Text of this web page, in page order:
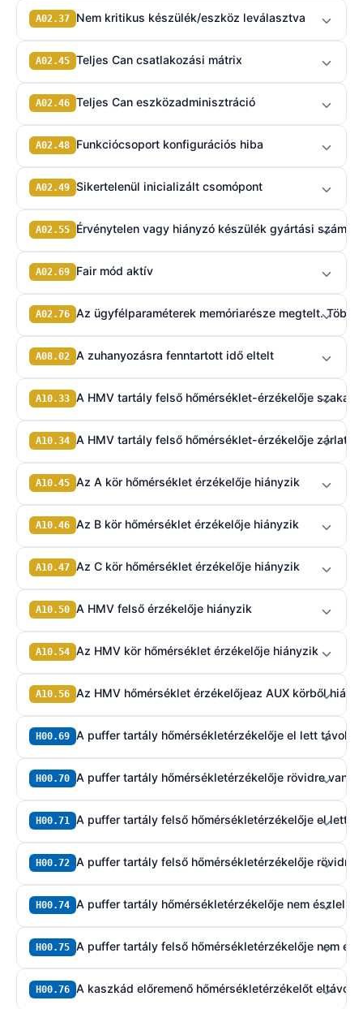
A02.37 Nem kritikus készülék/eszköz leválasztva
A02.45 Teljes Can csatlakozási mátrix
A02.46 Teljes Can eszközadminisztráció
A02.48 Funkciócsoport konfigurációs hiba
A02.49 Sikertelenül inicializált csomópont
A02.55 Érvénytelen vagy hiányzó készülék gyártási szám
A02.69 Fair mód aktív
A02.76 Az ügyfélparaméterek memóriarésze megtelt. Több
A08.02 A zuhanyozásra fenntartott idő eltelt
A10.33 A HMV tartály felső hőmérséklet-érzékelője
A10.34 A HMV tartály felső hőmérséklet-érzékelője zárlatos
A10.45 Az A kör hőmérséklet érzékelője hiányzik
A10.46 Az B kör hőmérséklet érzékelője hiányzik
A10.47 Az C kör hőmérséklet érzékelője hiányzik
A10.50 A HMV felső érzékelője hiányzik
A10.54 Az HMV kör hőmérséklet érzékelője hiányzik
A10.56 Az HMV hőmérséklet érzékelőjeaz AUX körből
H00.69 A puffer tartály hőmérsékletérzékelője el lett
H00.70 A puffer tartály hőmérsékletérzékelője rövidre van
H00.71 A puffer tartály felső hőmérsékletérzékelője el lett
H00.72 A puffer tartály felső hőmérsékletérzékelője rövidre
H00.74 A puffer tartály hőmérsékletérzékelője nem
H00.75 A puffer tartály felső hőmérsékletérzékelője nem
H00.76 A kaszkád előremenő hőmérsékletérzékelőt